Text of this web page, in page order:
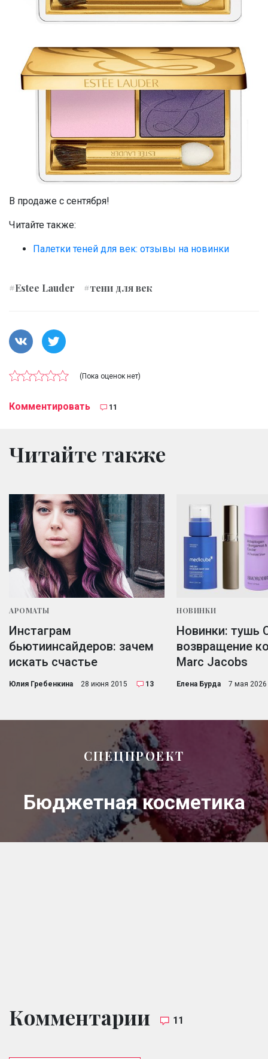
В продаже с сентября!
Читайте также:
Палетки теней для век: отзывы на новинки
#Estee Lauder #тени для век
(Пока оценок нет)
Комментировать 11
Читайте также
АРОМАТЫ
Инстаграм
бьютиинсайдеров: зачем
искать счастье
Юлия Гребенкина 28 июня 2015 13
НОВИНКИ
Новинки: тушь
возвращение
Marc Jacobs
Елена Бурда 7 мая 2026
СПЕЦПРОЕКТ
Бюджетная косметика
Комментарии 11